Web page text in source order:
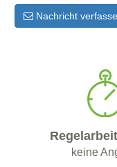
Nachricht
keine